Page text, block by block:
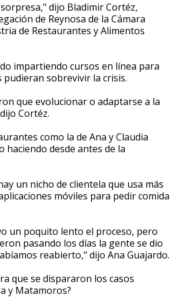
dijo Bladimir Cortéz,
de Reynosa de la Cámara
de Restaurantes y Alimentos
impartiendo cursos en línea para
sobrevivir la crisis.
que evolucionar o adaptarse a la
Cortéz.
como la de Ana y Claudia
haciendo desde antes de la
un nicho de clientela que usa más
móviles para pedir comida
un poquito lento el proceso, pero
pasando los días la gente se dio
reabierto," dijo Ana Guajardo.
que se dispararon los casos
y Matamoros?